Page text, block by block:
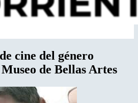
cine del género
de Bellas Artes